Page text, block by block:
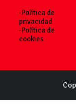
-Política de
privacidad
-Política de
cookies